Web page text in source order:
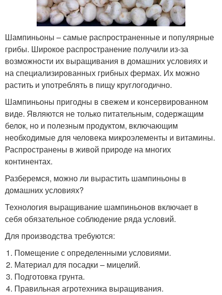
Шампиньоны – самые распространенные и популярные
грибы. Широкое распространение получили из-за
возможности их выращивания в домашних условиях и
на специализированных грибных фермах. Их можно
растить и употреблять в пищу круглогодично.
Шампиньоны пригодны в свежем и консервированном
виде. Являются не только питательным, содержащим
белок, но и полезным продуктом, включающим
необходимые для человека микроэлементы и витамины.
Распространены в живой природе на многих
континентах.
Разберемся, можно ли вырастить шампиньоны в
домашних условиях?
Технология выращивание шампиньонов включает в
себя обязательное соблюдение ряда условий.
Для производства требуются:
Помещение с определенными условиями.
Материал для посадки – мицелий.
Подготовка грунта.
Правильная агротехника выращивания.